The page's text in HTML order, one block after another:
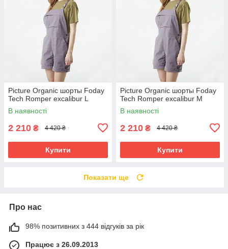
Picture Organic шорты Foday
Tech Romper excalibur L
В наявності
2 210 ₴ 4 420 ₴
Купити
Picture Organic шорты Foday
Tech Romper excalibur M
В наявності
2 210 ₴ 4 420 ₴
Купити
Показати ще
Про нас
98% позитивних з 444 відгуків за рік
Працює з 26.09.2013